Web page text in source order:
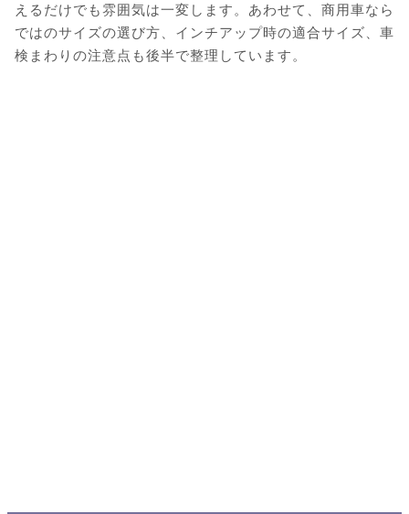
えるだけでも雰囲気は一変します。あわせて、商用車なら
ではのサイズの選び方、インチアップ時の適合サイズ、車
検まわりの注意点も後半で整理しています。